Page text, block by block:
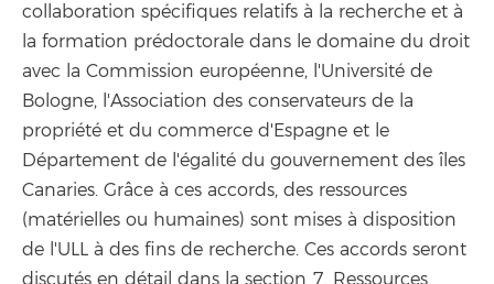
collaboration spécifiques relatifs à la recherche et à
la formation prédoctorale dans le domaine du droit
avec la Commission européenne, l'Université de
Bologne, l'Association des conservateurs de la
propriété et du commerce d'Espagne et le
Département de l'égalité du gouvernement des îles
Canaries. Grâce à ces accords, des ressources
(matérielles ou humaines) sont mises à disposition
de l'ULL à des fins de recherche. Ces accords seront
discutés en détail dans la section 7. Ressources